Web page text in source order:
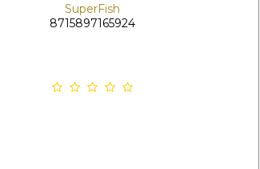
SuperFish
8715897165924